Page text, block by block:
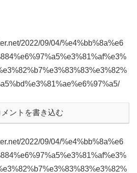
2022/09/04/%e4%bb%8a%e6
メントを書き込む
2022/09/04/%e4%bb%8a%e6